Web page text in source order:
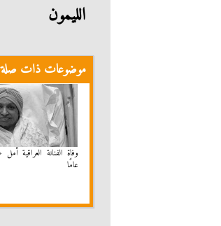
الليمون
موضوعات ذات صلة
عامًا